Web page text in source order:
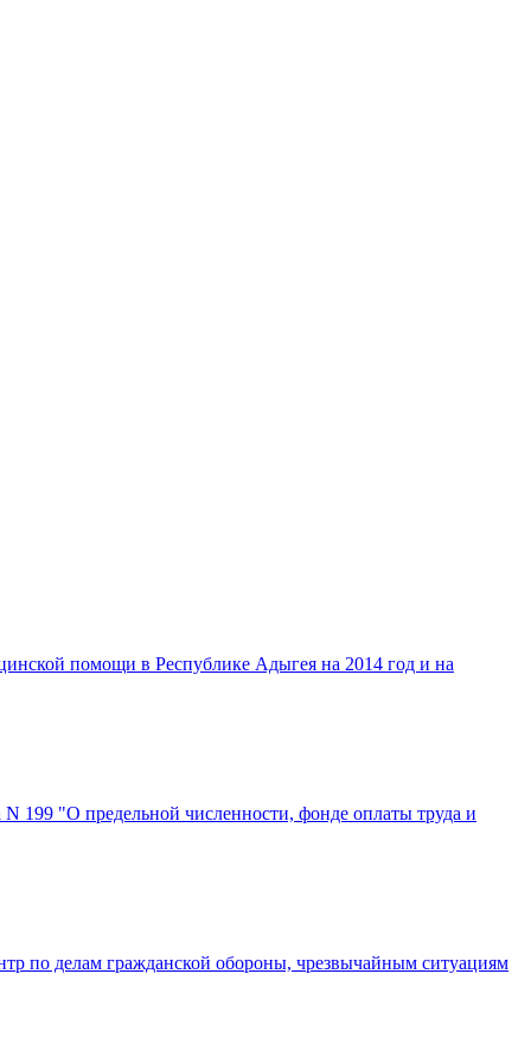
помощи в Республике Адыгея на 2014 год и на
199 "О предельной численности, фонде оплаты труда и
по делам гражданской обороны, чрезвычайным ситуациям